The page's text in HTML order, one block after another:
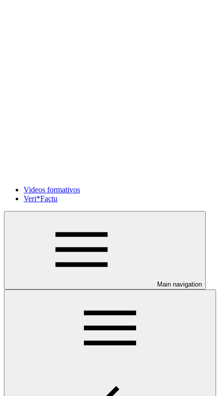
Videos formativos
Veri*Factu
Main navigation